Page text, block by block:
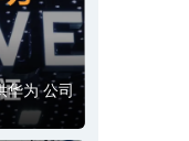
华为 公司